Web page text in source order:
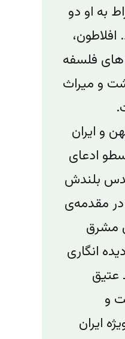
به او‌ دو
فلسفه‌
و میراث
و ایران
ادعای
بلندش
مقدمه‌ی
مشرق
انگاری
عتیق
و‌
ایران